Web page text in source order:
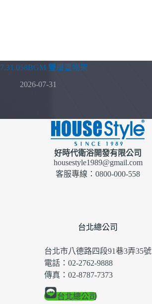
7.31.058BGM 雙層置物架
2026-07-31
好時代衛浴開發有限公司
housestyle1989@gmail.com
客服專線：0800-000-558
台北總公司
台北市八德路四段91巷3弄35號
電話：02-2762-9888
傳真：02-8787-7373
台北總公司